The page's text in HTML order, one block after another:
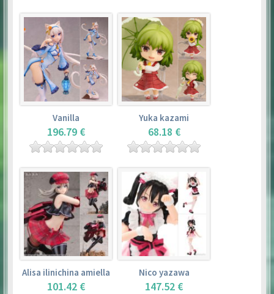
Vanilla
196.79 €
Yuka kazami
68.18 €
Alisa ilinichina amiella
101.42 €
Nico yazawa
147.52 €